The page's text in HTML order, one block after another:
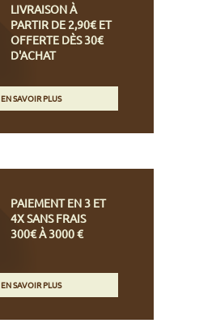
LIVRAISON À
PARTIR DE 2,90€ ET
OFFERTE DÈS 30€
D'ACHAT
EN SAVOIR PLUS
PAIEMENT EN 3 ET
4X SANS FRAIS
300€ À 3000 €
EN SAVOIR PLUS